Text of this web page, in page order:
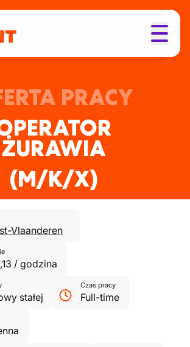
PRACY
ŻURAWIA
(M/K/X)
Vlaanderen
/ godzina
stałej
Czas pracy
Full-time